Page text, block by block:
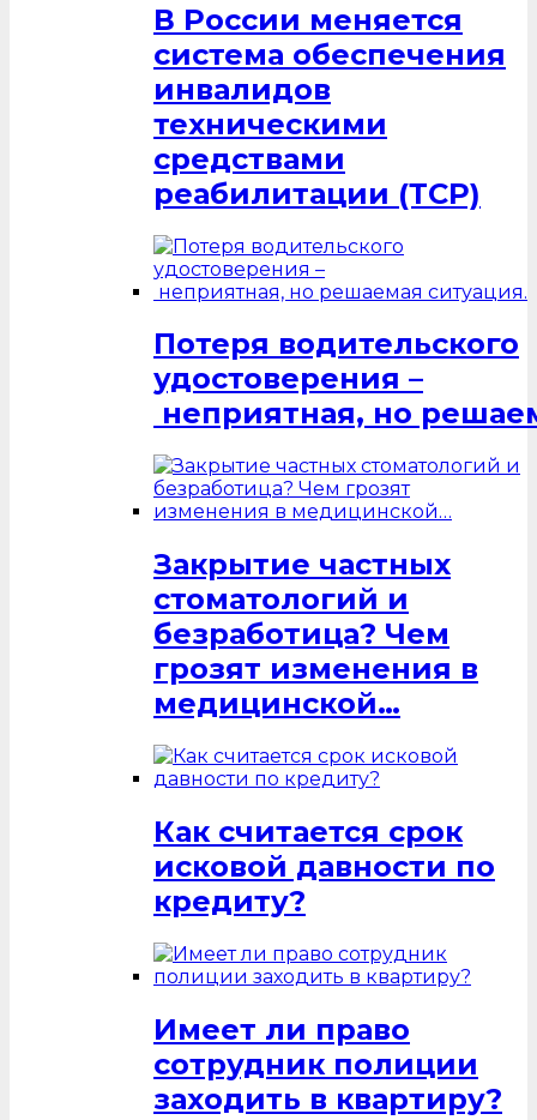
В России меняется
система обеспечения
инвалидов
техническими
средствами
реабилитации (ТСР)
Потеря водительского
удостоверения –
неприятная, но
Закрытие частных
стоматологий и
безработица? Чем
грозят изменения в
медицинской…
Как считается срок
исковой давности по
кредиту?
Имеет ли право
сотрудник полиции
заходить в квартиру?